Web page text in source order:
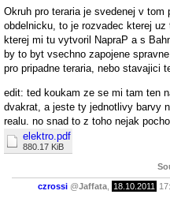
Okruh pro teraria je svedenej v tom
obdelnicku, to je rozvadec kterej
kterej mi tu vytvoril NapraP a s
by to byt vsechno zapojene
pro pripadne teraria, nebo stavajici
edit: ted koukam ze se mi tam ten
dvakrat, a jeste ty jednotlivy barvy
realu. no snad to z toho nejak
elektro.pdf
880.17 KiB
czrossi @Jaffata 18.10.2011